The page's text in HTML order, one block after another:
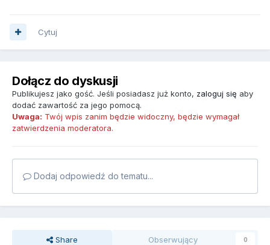
Cytuj
Dołącz do dyskusji
Publikujesz jako gość. Jeśli posiadasz już konto, zaloguj się aby
dodać zawartość za jego pomocą.
Uwaga: Twój wpis zanim będzie widoczny, będzie wymagał
zatwierdzenia moderatora.
Dodaj odpowiedź do tematu...
Share Obserwujący 0